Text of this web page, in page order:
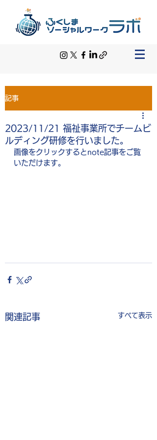
記事
2023/11/21 福祉事業所でチームビ
ルディング研修を行いました。
画像をクリックするとnote記事をご覧
いただけます。
関連記事 すべて表示